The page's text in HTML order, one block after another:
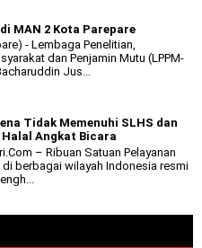
MAN 2 Kota Parepare
- Lembaga Penelitian,
dan Penjamin Mutu (LPPM-
Jus...
Tidak Memenuhi SLHS dan
Halal Angkat Bicara
– Ribuan Satuan Pelayanan
di berbagai wilayah Indonesia resmi